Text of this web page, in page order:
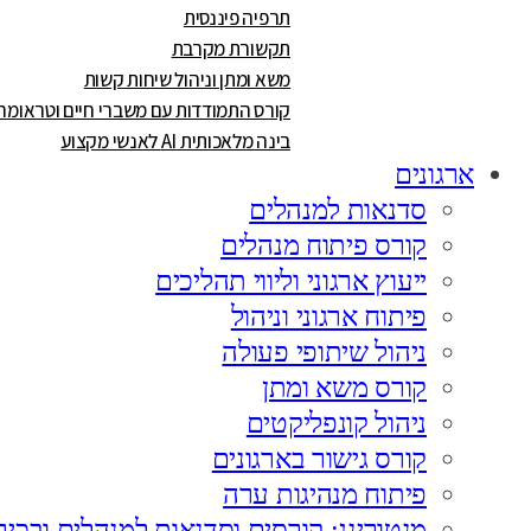
תרפיה פיננסית
תקשורת מקרבת
משא ומתן וניהול שיחות קשות
קורס התמודדות עם משברי חיים
בינה מלאכותית AI לאנשי מקצוע
ארגונים
סדנאות למנהלים
קורס פיתוח מנהלים
ייעוץ ארגוני וליווי תהליכים
פיתוח ארגוני וניהול
ניהול שיתופי פעולה
קורס משא ומתן
ניהול קונפליקטים
קורס גישור בארגונים
פיתוח מנהיגות ערה